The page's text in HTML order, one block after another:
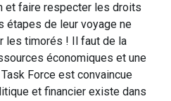
et faire respecter les droits
étapes de leur voyage ne
les timorés ! Il faut de la
économiques et une
Force est convaincue
et financier existe dans